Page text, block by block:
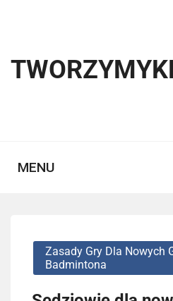
MENU
Zasady Gry Dla Nowych
Badmintona